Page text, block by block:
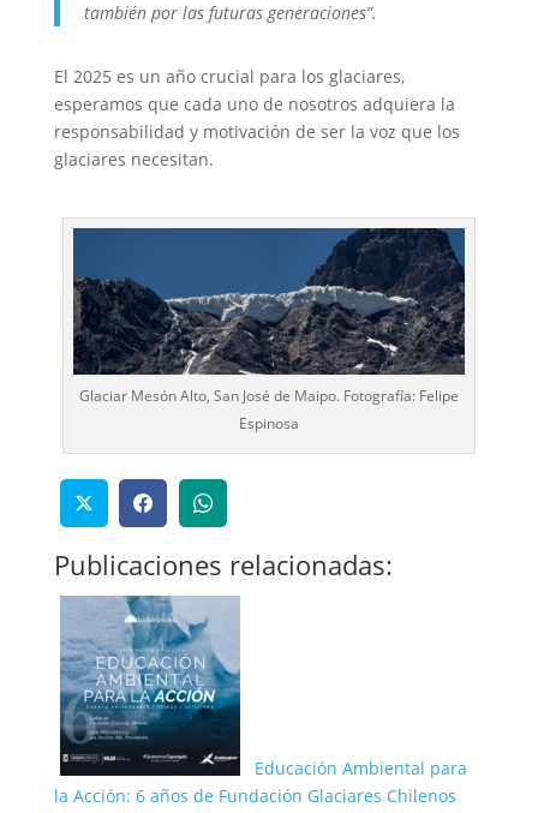
también por las futuras generaciones”.
El 2025 es un año crucial para los glaciares,
esperamos que cada uno de nosotros adquiera la
responsabilidad y motivación de ser la voz que los
glaciares necesitan.
Glaciar Mesón Alto, San José de Maipo. Fotografía: Felipe
Espinosa
Publicaciones relacionadas:
Educación Ambiental para
la Acción: 6 años de Fundación Glaciares Chilenos